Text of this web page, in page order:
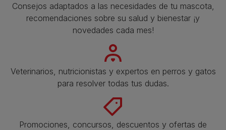
Consejos adaptados a las necesidades de tu mascota,
recomendaciones sobre su salud y bienestar ¡y
novedades cada mes!
Veterinarios, nutricionistas y expertos en perros y gatos
para resolver todas tus dudas.​
Promociones, concursos, descuentos y ofertas de